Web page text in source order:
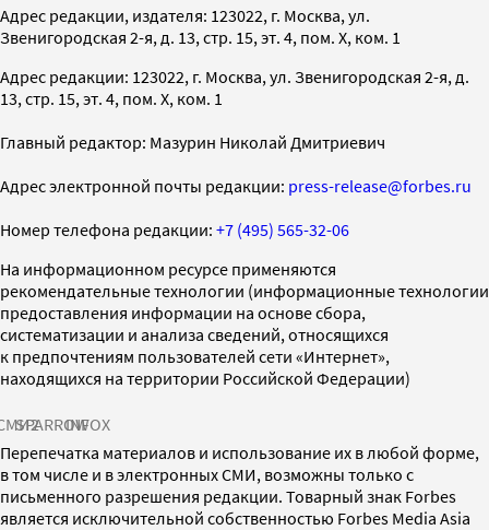
Адрес редакции, издателя: 123022, г. Москва, ул.
Звенигородская 2-я, д. 13, стр. 15, эт. 4, пом. X, ком. 1
Адрес редакции: 123022, г. Москва, ул. Звенигородская 2-я, д.
13, стр. 15, эт. 4, пом. X, ком. 1
Главный редактор: Мазурин Николай Дмитриевич
Адрес электронной почты редакции: press-release@forbes.ru
Номер телефона редакции: +7 (495) 565-32-06
На информационном ресурсе применяются
рекомендательные технологии (информационные технологии
предоставления информации на основе сбора,
систематизации и анализа сведений, относящихся
к предпочтениям пользователей сети «Интернет»,
находящихся на территории Российской Федерации)
SPARROWINFOX
Перепечатка материалов и использование их в любой форме,
в том числе и в электронных СМИ, возможны только с
письменного разрешения редакции. Товарный знак Forbes
является исключительной собственностью Forbes Media Asia